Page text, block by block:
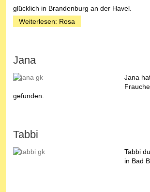
glücklich in Brandenburg an der Havel.
Weiterlesen: Rosa
Jana
Jana
gefunden.
Tabbi
Tabbi
in Bad